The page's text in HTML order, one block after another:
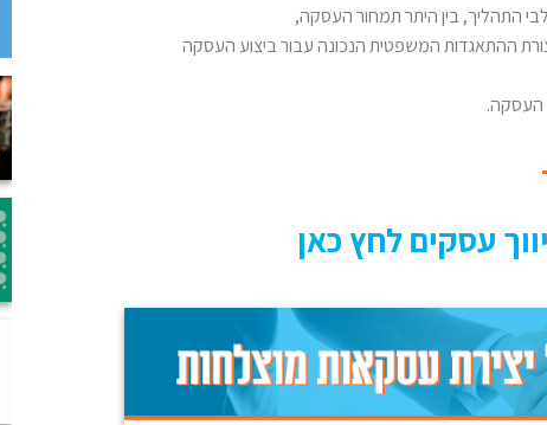
התהליך, בין היתר תמחור העסקה,
ההתאגדות המשפטית הנכונה עבור ביצוע העסקה
העסקה.
עסקים לחץ כאן